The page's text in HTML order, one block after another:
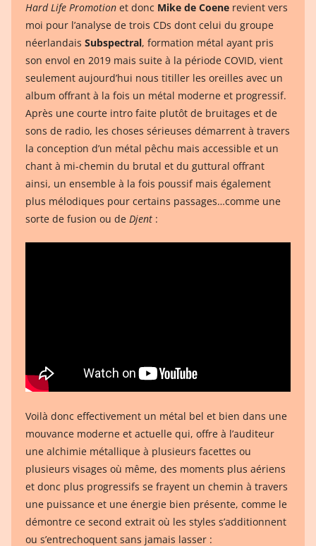
Hard Life Promotion et donc Mike de Coene revient vers
moi pour l’analyse de trois CDs dont celui du groupe
néerlandais Subspectral, formation métal ayant pris
son envol en 2019 mais suite à la période COVID, vient
seulement aujourd’hui nous titiller les oreilles avec un
album offrant à la fois un métal moderne et progressif.
Après une courte intro faite plutôt de bruitages et de
sons de radio, les choses sérieuses démarrent à travers
la conception d’un métal pêchu mais accessible et un
chant à mi-chemin du brutal et du guttural offrant
ainsi, un ensemble à la fois poussif mais également
plus mélodiques pour certains passages…comme une
sorte de fusion ou de Djent :
Voilà donc effectivement un métal bel et bien dans une
mouvance moderne et actuelle qui, offre à l’auditeur
une alchimie métallique à plusieurs facettes ou
plusieurs visages où même, des moments plus aériens
et donc plus progressifs se frayent un chemin à travers
une puissance et une énergie bien présente, comme le
démontre ce second extrait où les styles s’additionnent
ou s’entrechoquent sans jamais lasser :